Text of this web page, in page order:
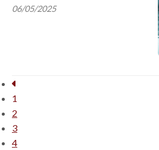
06/05/2025
1
2
3
4